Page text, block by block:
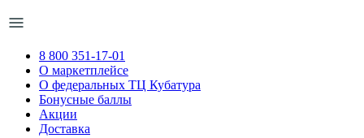
8 800 351-17-01
О маркетплейсе
О федеральных ТЦ Кубатура
Бонусные баллы
Акции
Доставка